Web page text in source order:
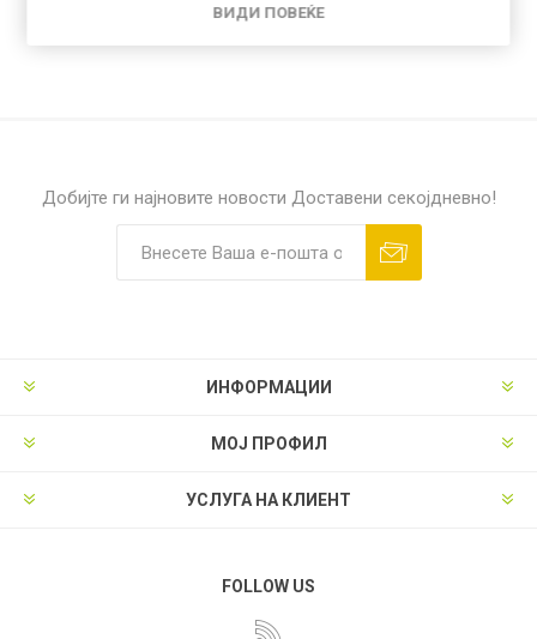
Добијте ги најновите новости Доставени секојдневно!
ИНФОРМАЦИИ
МОЈ ПРОФИЛ
УСЛУГА НА КЛИЕНТ
FOLLOW US
ВИДИ ПОВЕЌЕ